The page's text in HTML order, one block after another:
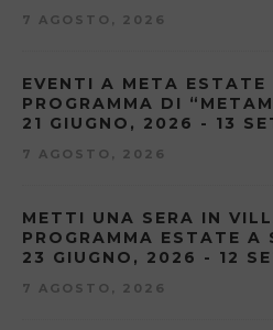
7 AGOSTO, 2026
EVENTI A META
PROGRAMMA DI
21 GIUGNO, 2026 - 13
7 AGOSTO, 2026
METTI UNA SERA IN
PROGRAMMA ESTATE A
23 GIUGNO, 2026 - 12
7 AGOSTO, 2026